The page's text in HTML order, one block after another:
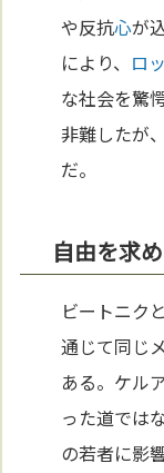
や反抗心が
により、 ロ
な社会を驚
非難したが
だ。
自由を求
ビートニクと
通じて同じ
ある。ケル
った道では
の若者に影